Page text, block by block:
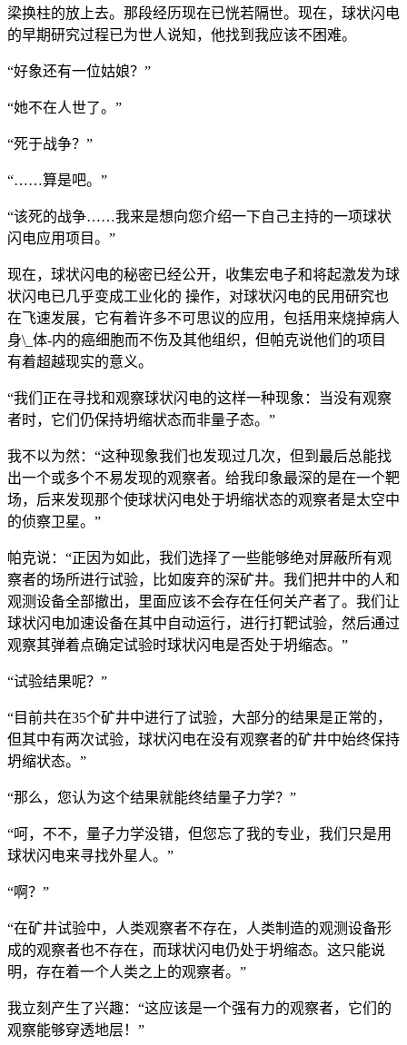
梁换柱的放上去。那段经历现在已恍若隔世。现在，球状闪电
的早期研究过程已为世人说知，他找到我应该不困难。
“好象还有一位姑娘？”
“她不在人世了。”
“死于战争？”
“……算是吧。”
“该死的战争……我来是想向您介绍一下自己主持的一项球状
闪电应用项目。”
现在，球状闪电的秘密已经公开，收集宏电子和将起激发为球
状闪电已几乎变成工业化的 操作，对球状闪电的民用研究也
在飞速发展，它有着许多不可思议的应用，包括用来烧掉病人
身\_体-内的癌细胞而不伤及其他组织，但帕克说他们的项目
有着超越现实的意义。
“我们正在寻找和观察球状闪电的这样一种现象：当没有观察
者时，它们仍保持坍缩状态而非量子态。”
我不以为然：“这种现象我们也发现过几次，但到最后总能找
出一个或多个不易发现的观察者。给我印象最深的是在一个靶
场，后来发现那个使球状闪电处于坍缩状态的观察者是太空中
的侦察卫星。”
帕克说：“正因为如此，我们选择了一些能够绝对屏蔽所有观
察者的场所进行试验，比如废弃的深矿井。我们把井中的人和
观测设备全部撤出，里面应该不会存在任何关产者了。我们让
球状闪电加速设备在其中自动运行，进行打靶试验，然后通过
观察其弹着点确定试验时球状闪电是否处于坍缩态。”
“试验结果呢？”
“目前共在35个矿井中进行了试验，大部分的结果是正常的，
但其中有两次试验，球状闪电在没有观察者的矿井中始终保持
坍缩状态。”
“那么，您认为这个结果就能终结量子力学？”
“呵，不不，量子力学没错，但您忘了我的专业，我们只是用
球状闪电来寻找外星人。”
“啊？”
“在矿井试验中，人类观察者不存在，人类制造的观测设备形
成的观察者也不存在，而球状闪电仍处于坍缩态。这只能说
明，存在着一个人类之上的观察者。”
我立刻产生了兴趣：“这应该是一个强有力的观察者，它们的
观察能够穿透地层！”